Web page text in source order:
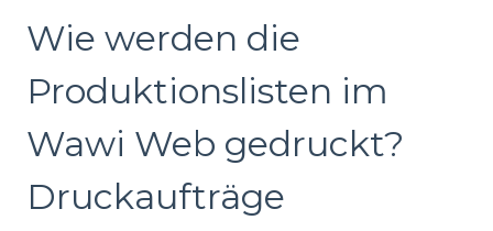
Wie werden die
Produktionslisten im
Wawi Web gedruckt?
Druckaufträge